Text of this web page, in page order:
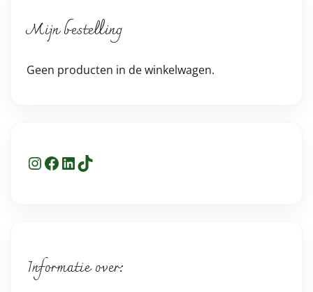
Mijn bestelling
Geen producten in de winkelwagen.
Instagram
Facebook
LinkedIn
TikTok
Informatie over: